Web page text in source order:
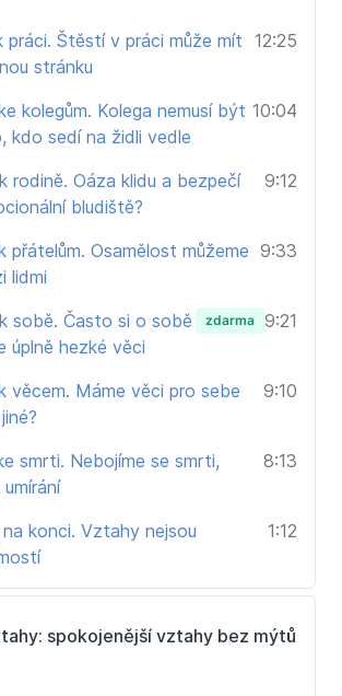
osobní příběhy, své terapeutické
vědecké poznatky.
Sami si spolu s ním položíte nemálo
doporučení, jak vztahy posilovat a
práci. Štěstí v práci může mít
stránku
12:25
kolegům. Kolega nemusí být
kdo sedí na židli vedle
10:04
rodině. Oáza klidu a bezpečí
bludiště?
9:12
přátelům. Osamělost můžeme
lidmi
9:33
sobě. Často si o sobě
úplně hezké věci
zdarma 9:21
věcem. Máme věci pro sebe
9:10
smrti. Nebojíme se smrti,
8:13
konci. Vztahy nejsou
1:12
spokojenější vztahy bez mýtů